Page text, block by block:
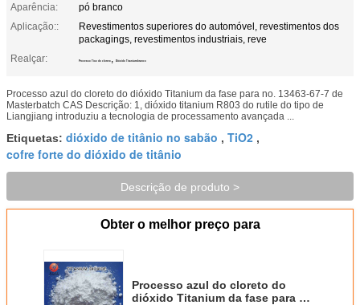
Aparência:
pó branco
Aplicação::
Revestimentos superiores do automóvel, revestimentos dos
packagings, revestimentos industriais, reve
Realçar:
Processo Tio2 do cloreto , Dióxido Titanium branco
Processo azul do cloreto do dióxido Titanium da fase para no. 13463-67-7 de
Masterbatch CAS Descrição: 1, dióxido titanium R803 do rutile do tipo de
Liangjiang introduziu a tecnologia de processamento avançada ...
Etiquetas: dióxido de titânio no sabão , TiO2 ,
cofre forte do dióxido de titânio
Descrição de produto >
Obter o melhor preço para
Processo azul do cloreto do
dióxido Titanium da fase para no.